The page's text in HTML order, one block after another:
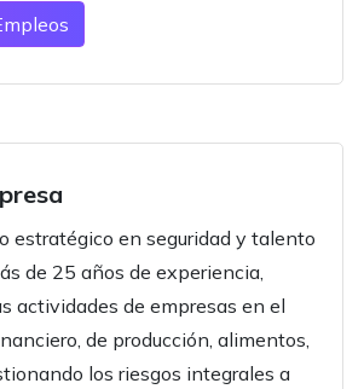
estratégico en seguridad y talento
de 25 años de experiencia,
actividades de empresas en el
de producción, alimentos,
los riesgos integrales a